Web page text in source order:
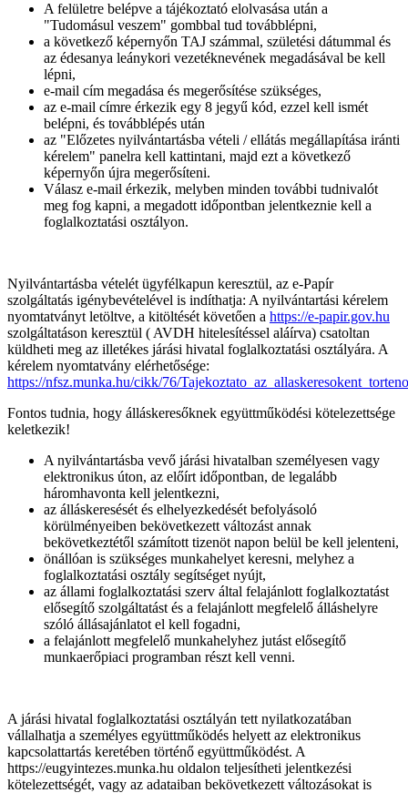
A felületre belépve a tájékoztató elolvasása után a
"Tudomásul veszem" gombbal tud továbblépni,
a következő képernyőn TAJ számmal, születési dátummal és
az édesanya leánykori vezetéknevének megadásával be kell
lépni,
e-mail cím megadása és megerősítése szükséges,
az e-mail címre érkezik egy 8 jegyű kód, ezzel kell ismét
belépni, és továbblépés után
az "Előzetes nyilvántartásba vételi / ellátás megállapítása iránti
kérelem" panelra kell kattintani, majd ezt a következő
képernyőn újra megerősíteni.
Válasz e-mail érkezik, melyben minden további tudnivalót
meg fog kapni, a megadott időpontban jelentkeznie kell a
foglalkoztatási osztályon.
Nyilvántartásba vételét ügyfélkapun keresztül, az e-Papír
szolgáltatás igénybevételével is indíthatja: A nyilvántartási kérelem
nyomtatványt letöltve, a kitöltését követően a https://e-papir.gov.hu
szolgáltatáson keresztül ( AVDH hitelesítéssel aláírva) csatoltan
küldheti meg az illetékes járási hivatal foglalkoztatási osztályára. A
kérelem nyomtatvány elérhetősége:
https://nfsz.munka.hu/cikk/76/
Fontos tudnia, hogy álláskeresőknek együttműködési kötelezettsége
keletkezik!
A nyilvántartásba vevő járási hivatalban személyesen vagy
elektronikus úton, az előírt időpontban, de legalább
háromhavonta kell jelentkezni,
az álláskeresését és elhelyezkedését befolyásoló
körülményeiben bekövetkezett változást annak
bekövetkeztétől számított tizenöt napon belül be kell jelenteni,
önállóan is szükséges munkahelyet keresni, melyhez a
foglalkoztatási osztály segítséget nyújt,
az állami foglalkoztatási szerv által felajánlott foglalkoztatást
elősegítő szolgáltatást és a felajánlott megfelelő álláshelyre
szóló állásajánlatot el kell fogadni,
a felajánlott megfelelő munkahelyhez jutást elősegítő
munkaerőpiaci programban részt kell venni.
A járási hivatal foglalkoztatási osztályán tett nyilatkozatában
vállalhatja a személyes együttműködés helyett az elektronikus
kapcsolattartás keretében történő együttműködést. A
https://eugyintezes.munka.hu oldalon teljesítheti jelentkezési
kötelezettségét, vagy az adataiban bekövetkezett változásokat is